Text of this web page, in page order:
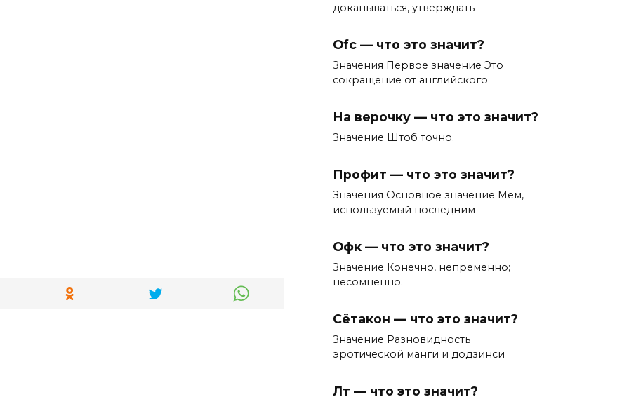
докапываться, утверждать —
Ofc — что это значит?
Значения Первое значение Это
сокращение от английского
На верочку — что это значит?
Значение Штоб точно.
Профит — что это значит?
Значения Основное значение Мем,
используемый последним
Офк — что это значит?
Значение Конечно, непременно;
несомненно.
Сётакон — что это значит?
Значение Разновидность
эротической манги и додзинси
Лт — что это значит?